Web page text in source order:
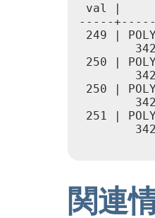
val |
-----
249 |
250 |
250 |
251 |
関連